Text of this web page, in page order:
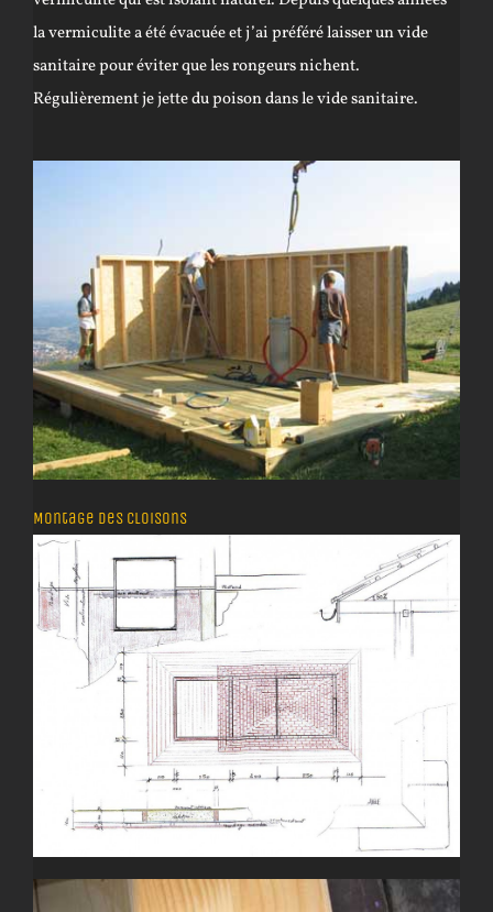
la vermiculite a été évacuée et j’ai préféré laisser un vide
sanitaire pour éviter que les rongeurs nichent.
Régulièrement je jette du poison dans le vide sanitaire.
Montage des cloisons